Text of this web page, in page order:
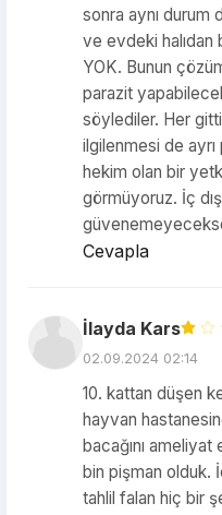
sonra aynı durum
ve evdeki halıdan
YOK. Bunun
parazit
söylediler. Her
ilgilenmesi de
hekim olan bir
görmüyoruz. İç
Cevapla
İlayda Kars
02.09.2024 02:14
10. kattan düşen
hayvan
bacağını
bin pişman olduk.
tahlil falan hiç bir